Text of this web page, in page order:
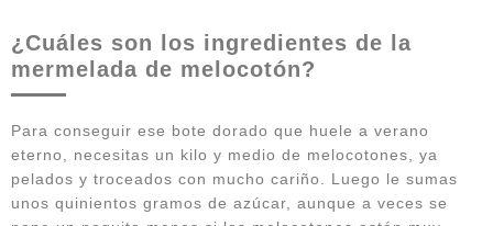
¿Cuáles son los ingredientes de la
mermelada de melocotón?
Para conseguir ese bote dorado que huele a verano
eterno, necesitas un kilo y medio de melocotones, ya
pelados y troceados con mucho cariño. Luego le sumas
unos quinientos gramos de azúcar, aunque a veces se